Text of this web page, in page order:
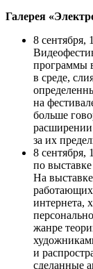
Галерея
8 сентября,
программы
в среде,
на
больше
за их
8 сентября,
по
На
интернета,
жанре
и
сделанные